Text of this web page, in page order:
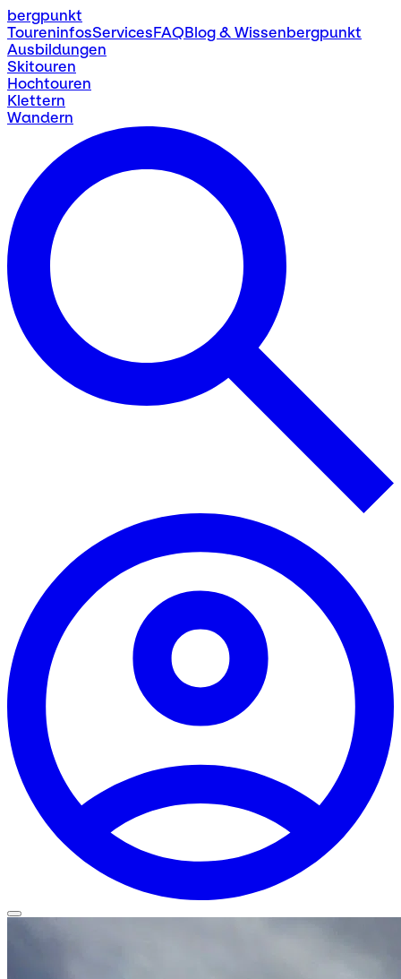
bergpunkt
ToureninfosServicesFAQBlog & Wissenbergpunkt
Ausbildungen
Skitouren
Hochtouren
Klettern
Wandern